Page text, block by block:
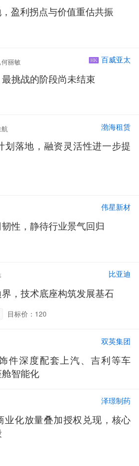
盈利拐点与价值重估共振
丽敏 HK 百威亚太
挑战的阶段尚未结束
渤海租赁
划落地，融资灵活性进一步提
伟星新材
性，静待行业景气回归
比亚迪
，技术底座构筑发展基石
目标价：120
双英集团
件深度配套上汽、吉利等车
智能化
泽璟制药
业化放量叠加授权兑现，核心